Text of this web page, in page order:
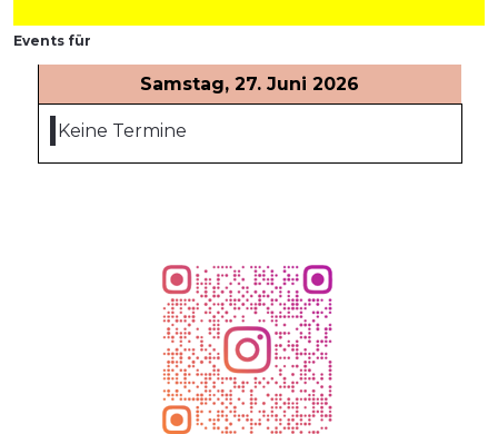
Events für
Samstag, 27. Juni 2026
Keine Termine